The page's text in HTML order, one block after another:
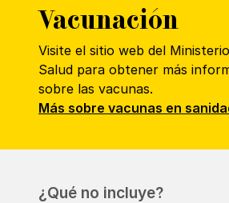
Vacunación
Visite el sitio web del
Salud para obtener más
sobre las vacunas.
Más sobre vacunas en
¿Qué no incluye?